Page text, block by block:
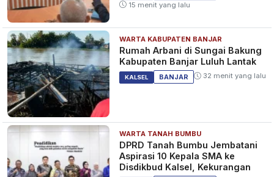
15 menit yang lalu
WARTA KABUPATEN BANJAR
Rumah Arbani di Sungai Bakung
Kabupaten Banjar Luluh Lantak
KALSEL BANJAR 32 menit yang lalu
WARTA TANAH BUMBU
DPRD Tanah Bumbu Jembatani
Aspirasi 10 Kepala SMA ke
Disdikbud Kalsel, Kekurangan